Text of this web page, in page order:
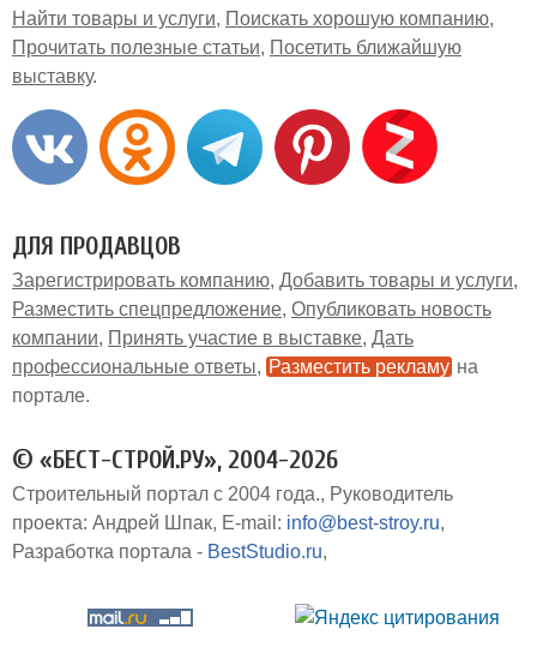
Найти товары и услуги
Поискать хорошую компанию
Прочитать полезные статьи
Посетить ближайшую
выставку
ДЛЯ ПРОДАВЦОВ
Зарегистрировать компанию Добавить товары и услуги
Разместить спецпредложение Опубликовать новость
компании
Принять участие в выставке Дать
профессиональные ответы
Разместить рекламу на
портале
© «БЕСТ-СТРОЙ.РУ», 2004-2026
Строительный портал с 2004 года.
Руководитель
проекта: Андрей Шпак E-mail: info@best-stroy.ru
Разработка портала - BestStudio.ru